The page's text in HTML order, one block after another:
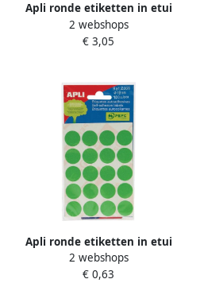
Apli ronde etiketten in etui
diameter 19 mm groen 560
stuks 70 per blad
2 webshops
€ 3,05
Apli ronde etiketten in etui
diameter 19 mm groen 100
stuks 20 per blad (2066)
2 webshops
€ 0,63